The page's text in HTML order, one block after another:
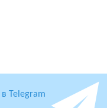
в Telegram